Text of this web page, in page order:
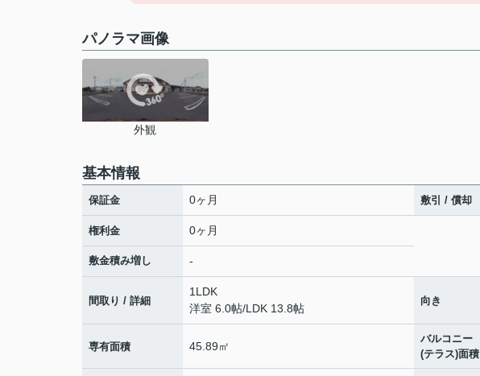
パノラマ画像
外観
基本情報
保証金 0ヶ月 敷引 / 償却
権利金 0ヶ月
敷金積み増し -
間取り / 詳細
1LDK
洋室 6.0帖/LDK 13.8帖
向き
専有面積 45.89㎡
バルコニー
(テラス)面積